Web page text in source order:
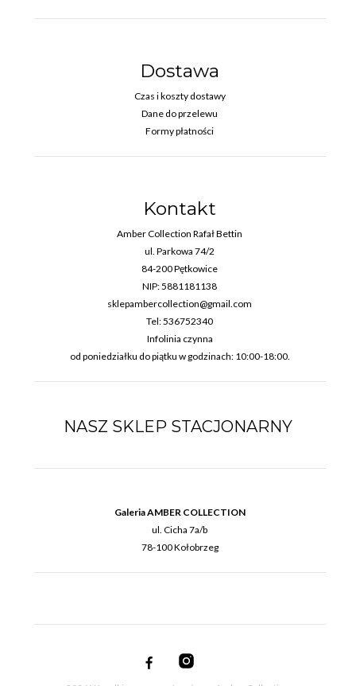
Dostawa
Czas i koszty dostawy
Dane do przelewu
Formy płatności
Kontakt
Amber Collection Rafał Bettin
ul. Parkowa 74/2
84-200 Pętkowice
NIP: 5881181138
sklepambercollection@gmail.com
Tel: 536752340
Infolinia czynna
od poniedziałku do piątku w godzinach: 10:00-18:00.
NASZ SKLEP STACJONARNY
Galeria AMBER COLLECTION
ul. Cicha 7a/b
78-100 Kołobrzeg